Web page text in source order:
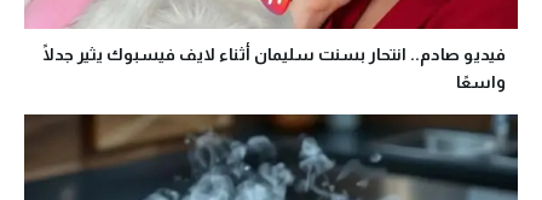
فيديو صادم.. انتحار بسنت سليمان أثناء لايف فيسبوك يثير جدلًا
واسعًا